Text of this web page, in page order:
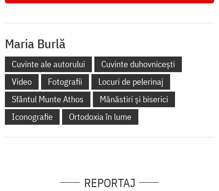
Maria Burlă
Cuvinte ale autorului
Cuvinte duhovnicești
Video
Fotografii
Locuri de pelerinaj
Sfântul Munte Athos
Mănăstiri și biserici
Iconografie
Ortodoxia în lume
REPORTAJ